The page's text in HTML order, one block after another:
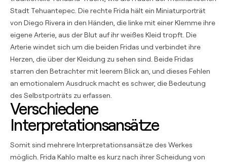
Stadt Tehuantepec. Die rechte Frida hält ein Miniaturporträt
von Diego Rivera in den Händen, die linke mit einer Klemme ihre
eigene Arterie, aus der Blut auf ihr weißes Kleid tropft. Die
Arterie windet sich um die beiden Fridas und verbindet ihre
Herzen, die über der Kleidung zu sehen sind. Beide Fridas
starren den Betrachter mit leerem Blick an, und dieses Fehlen
an emotionalem Ausdruck macht es schwer, die Bedeutung
des Selbstporträts zu erfassen.
Verschiedene
Interpretationsansätze
Somit sind mehrere Interpretationsansätze des Werkes
möglich. Frida Kahlo malte es kurz nach ihrer Scheidung von